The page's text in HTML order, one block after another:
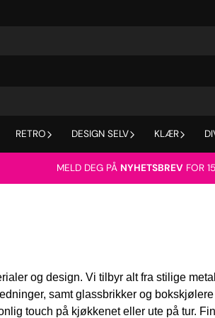
RETRO DESIGN SELV KLÆR
MELD DEG PÅ NYHETSBREV FOR
og design. Vi tilbyr alt fra stilige
samt glassbrikker og
touch på kjøkkenet eller ute på tur.